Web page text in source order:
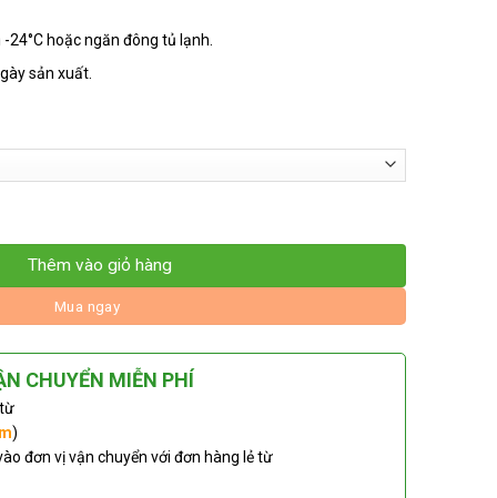
-24°C hoặc ngăn đông tủ lạnh.
sản xuất.
Thêm vào giỏ hàng
Mua ngay
CHUYỂN MIỄN PHÍ
)
đơn vị vận chuyển với đơn hàng lẻ từ